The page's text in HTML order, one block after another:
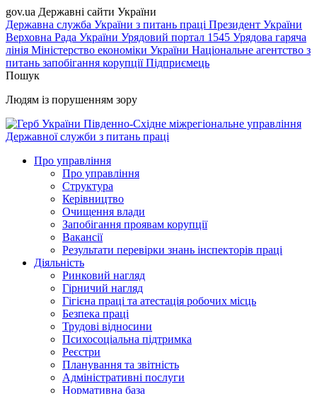
gov.ua Державні сайти України
Державна служба України з питань праці Президент України
Верховна Рада України Урядовий портал 1545 Урядова гаряча
лінія Міністерство економіки України Національне агентство з
питань запобігання корупціїПідприємець
Пошук
Людям із порушенням зору
Південно-Східне міжрегіональне управління
Державної служби з питань праці
Про управління
Про управління
Структура
Керівництво
Очищення влади
Запобігання проявам корупції
Вакансії
Результати перевірки знань інспекторів праці
Діяльність
Ринковий нагляд
Гірничий нагляд
Гігієна праці та атестація робочих місць
Безпека праці
Трудові відносини
Психосоціальна підтримка
Реєстри
Планування та звітність
Адміністративні послуги
Нормативна база